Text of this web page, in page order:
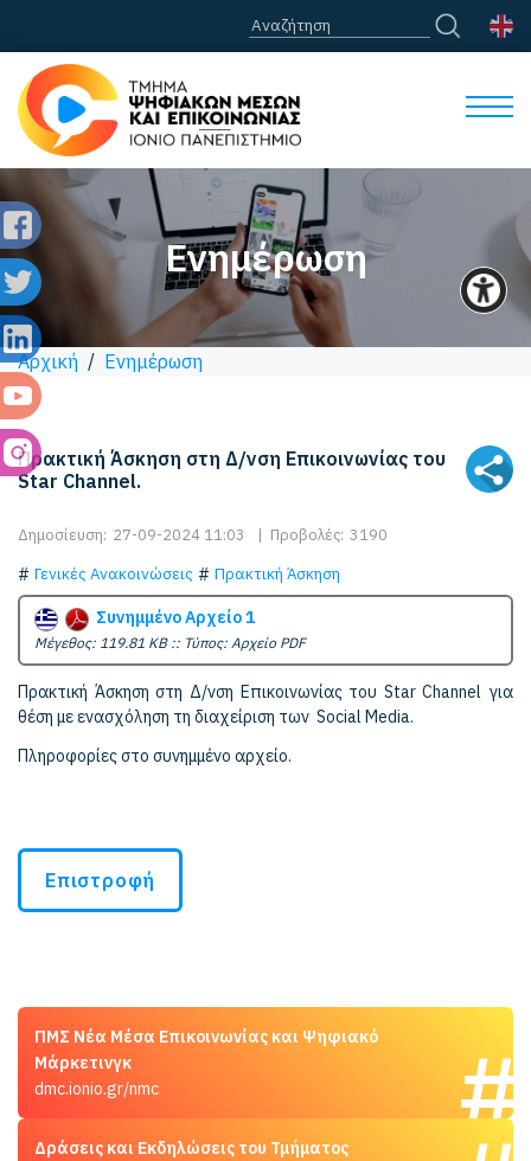
Ενημέρωση
Αρχική / Ενημέρωση
Πρακτική Άσκηση στη Δ/νση Επικοινωνίας του
Star Channel.
Δημοσίευση: 27-09-2024 11:03 | Προβολές: 3190
Γενικές Ανακοινώσεις Πρακτική Άσκηση
Συνημμένο Αρχείο 1
Mέγεθος: 119.81 KB :: Τύπος: Αρχείο PDF
Πρακτική Άσκηση στη Δ/νση Επικοινωνίας του Star Channel για
θέση με ενασχόληση τη διαχείριση των Social Media.
Πληροφορίες στο συνημμένο αρχείο.
Επιστροφή
ΠΜΣ Νέα Μέσα Επικοινωνίας και Ψηφιακό
Μάρκετινγκ
dmc.ionio.gr/nmc
Δράσεις και Εκδηλώσεις του Τμήματος